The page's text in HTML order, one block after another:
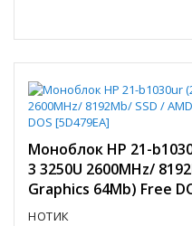
Моноблок HP 21-
3 3250U 2600MHz/
Graphics 64Mb) Free
НОТИК